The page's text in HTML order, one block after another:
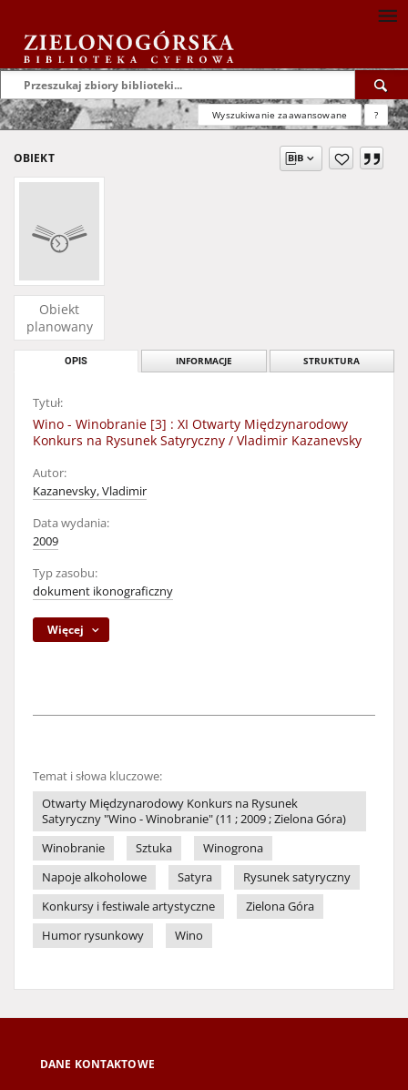
Wyszukiwanie zaawansowane ?
OBIEKT
Obiekt
planowany
OPIS INFORMACJE STRUKTURA
Tytuł:
Wino - Winobranie [3] : XI Otwarty Międzynarodowy
Konkurs na Rysunek Satyryczny / Vladimir Kazanevsky
Autor:
Kazanevsky, Vladimir
Data wydania:
2009
Typ zasobu:
dokument ikonograficzny
Więcej
Temat i słowa kluczowe:
Otwarty Międzynarodowy Konkurs na Rysunek
Satyryczny "Wino - Winobranie" (11 ; 2009 ; Zielona Góra)
Winobranie
Sztuka
Winogrona
Napoje alkoholowe
Satyra
Rysunek satyryczny
Konkursy i festiwale artystyczne
Zielona Góra
Humor rysunkowy
Wino
DANE KONTAKTOWE